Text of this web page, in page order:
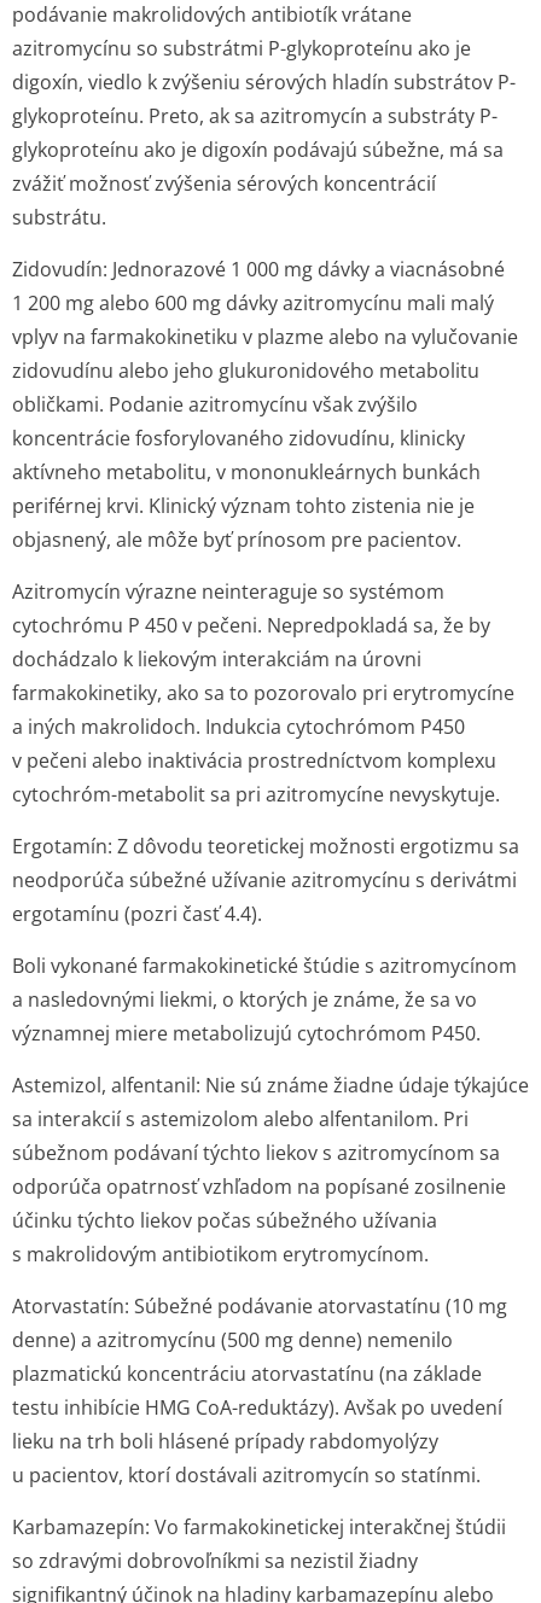
podávanie makrolidových antibiotík vrátane
azitromycínu so substrátmi P-glykoproteínu ako je
digoxín, viedlo k zvýšeniu sérových hladín substrátov P-
glykoproteínu. Preto, ak sa azitromycín a substráty P-
glykoproteínu ako je digoxín podávajú súbežne, má sa
zvážiť možnosť zvýšenia sérových koncentrácií
substrátu.
Zidovudín: Jednorazové 1 000 mg dávky a viacnásobné
1 200 mg alebo 600 mg dávky azitromycínu mali malý
vplyv na farmakokinetiku v plazme alebo na vylučovanie
zidovudínu alebo jeho glukuronidového metabolitu
obličkami. Podanie azitromycínu však zvýšilo
koncentrácie fosforylovaného zidovudínu, klinicky
aktívneho metabolitu, v mononukleárnych bunkách
periférnej krvi. Klinický význam tohto zistenia nie je
objasnený, ale môže byť prínosom pre pacientov.
Azitromycín výrazne neinteraguje so systémom
cytochrómu P 450 v pečeni. Nepredpokladá sa, že by
dochádzalo k liekovým interakciám na úrovni
farmakokinetiky, ako sa to pozorovalo pri erytromycíne
a iných makrolidoch. Indukcia cytochrómom P450
v pečeni alebo inaktivácia prostredníctvom komplexu
cytochróm-metabolit sa pri azitromycíne nevyskytuje.
Ergotamín: Z dôvodu teoretickej možnosti ergotizmu sa
neodporúča súbežné užívanie azitromycínu s derivátmi
ergotamínu (pozri časť 4.4).
Boli vykonané farmakokinetické štúdie s azitromycínom
a nasledovnými liekmi, o ktorých je známe, že sa vo
významnej miere metabolizujú cytochrómom P450.
Astemizol, alfentanil: Nie sú známe žiadne údaje týkajúce
sa interakcií s astemizolom alebo alfentanilom. Pri
súbežnom podávaní týchto liekov s azitromycínom sa
odporúča opatrnosť vzhľadom na popísané zosilnenie
účinku týchto liekov počas súbežného užívania
s makrolidovým antibiotikom erytromycínom.
Atorvastatín: Súbežné podávanie atorvastatínu (10 mg
denne) a azitromycínu (500 mg denne) nemenilo
plazmatickú koncentráciu atorvastatínu (na základe
testu inhibície HMG CoA-reduktázy). Avšak po uvedení
lieku na trh boli hlásené prípady rabdomyolýzy
u pacientov, ktorí dostávali azitromycín so statínmi.
Karbamazepín: Vo farmakokinetickej interakčnej štúdii
so zdravými dobrovoľníkmi sa nezistil žiadny
signifikantný účinok na hladiny karbamazepínu alebo